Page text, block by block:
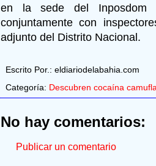
en la sede del Inposdom
conjuntamente con
adjunto del Distrito Nacional.
Escrito Por.: eldiariodelabahia.com
Categoría: Descubren cocaína
No hay comentarios:
Publicar un comentario